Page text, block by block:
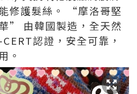
修護髮絲。 “摩洛哥堅
” 由韓國製造，全天然
認證，安全可靠，
。